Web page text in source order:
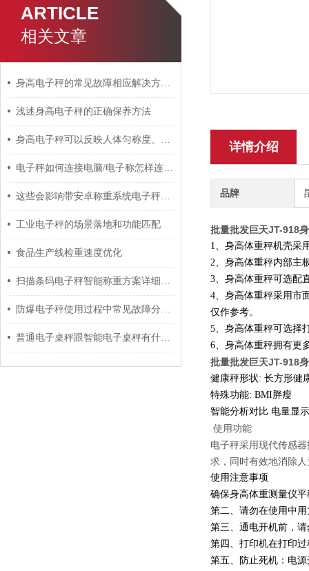
ARTICLE
相关文章
身高电子秤的常见故障相应解决方法分享
浅述身高电子秤的正确保养方法
身高电子秤可以反映人体匀称度、生长发育水平及营养状况
电子秤如何连接电脑/电子称怎样连接电脑？
这些会影响带安卓称重系统电子秤测量精度的因素您知道吗？
工业电子秤的场景落地和功能匹配
食品生产线检重速度优化
扫描条码电子秤智能称重方案详细解析
防爆电子秤使用过程中常见故障分析与对应解决策略分享
普通电子桌秤跟智能电子桌秤有什么区别？
详情介绍
品牌
批量批发巨天JT-918
1、身高体重秤机壳采
2、身高体重秤内部主
3、身高体重秤可选配
4、身高体重秤采用市
仅作参考。
5、身高体重秤可选择
6、身高体重秤拥有更
批量批发巨天JT-918
健康秤形状: 长方形健
特殊功能: BMI胖瘦
智能分析对比 电量显示
使用功能
电子秤采用现代传感
求，同时有效地消除
使用注意事项
确保身高体重测量仪
第二、请勿在使用中
第三、通电开机前，
第四、打印机在打印
第五、防止死机：电